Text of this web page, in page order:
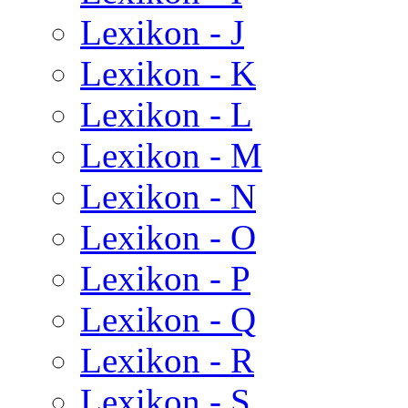
Lexikon - J
Lexikon - K
Lexikon - L
Lexikon - M
Lexikon - N
Lexikon - O
Lexikon - P
Lexikon - Q
Lexikon - R